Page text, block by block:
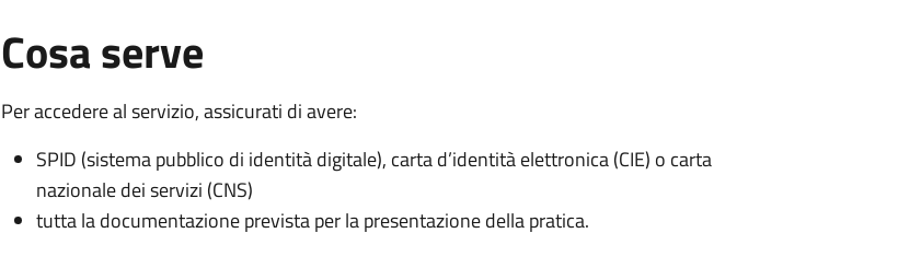
Cosa serve
Per accedere al servizio, assicurati di avere:
SPID (sistema pubblico di identità digitale), carta d’identità elettronica (CIE) o carta
nazionale dei servizi (CNS)
tutta la documentazione prevista per la presentazione della pratica.